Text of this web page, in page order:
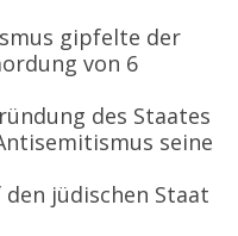
gipfelte der
von 6
des Staates
seine
jüdischen Staat